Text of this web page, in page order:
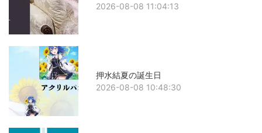
2026-08-08 11:04:13
押水結夏の誕生日
2026-08-08 10:48:30